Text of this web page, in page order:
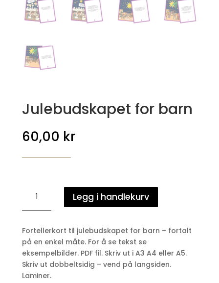
Julebudskapet for barn
60,00 kr
Julebudskapet
barn
Legg i handlekurv
Fortellerkort til julebudskapet for barn – fortalt
på en enkel måte. For å se tekst se
eksempelbilder. PDF fil. Skriv ut i A3 A4 eller A5.
Skriv ut dobbeltsidig – vend på langsiden.
Laminer.